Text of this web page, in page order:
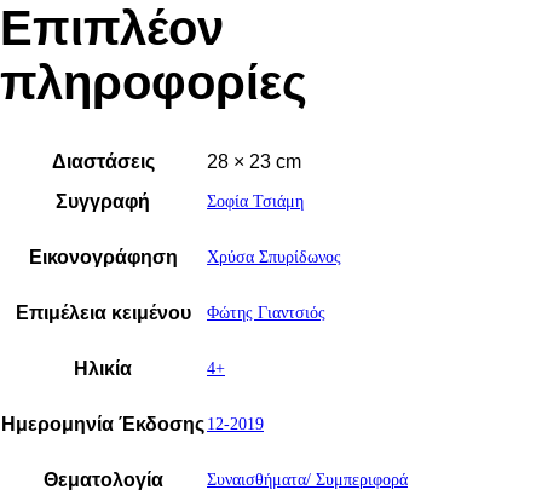
Επιπλέον
πληροφορίες
Διαστάσεις
28 × 23 cm
Συγγραφή
Σοφία Τσιάμη
Εικονογράφηση Χρύσα Σπυρίδωνος
Επιμέλεια κειμένου Φώτης Γιαντσιός
Ηλικία 4+
Ημερομηνία Έκδοσης 12-2019
Θεματολογία Συναισθήματα/ Συμπεριφορά